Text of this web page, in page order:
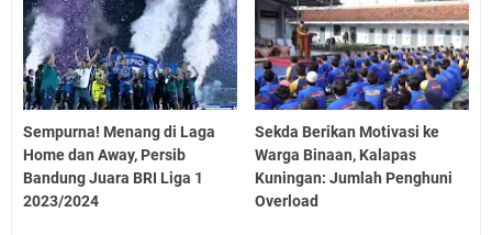
Sempurna! Menang di Laga
Home dan Away, Persib
Bandung Juara BRI Liga 1
2023/2024
Sekda Berikan Motivasi ke
Warga Binaan, Kalapas
Kuningan: Jumlah Penghuni
Overload